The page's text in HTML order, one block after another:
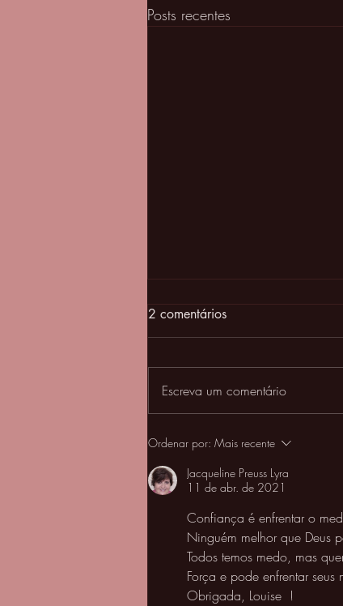
Posts recentes
2 comentários
Escreva um comentário
Ordenar por: Mais recente
Jacqueline Preuss Lyra
11 de abr. de 2021
Confiança é enfrentar o
Ninguém melhor que Deus
Todos temos medo, mas
Força e pode enfrentar seus
Obrigada, Louise  !